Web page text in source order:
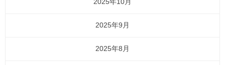
2025年9月
2025年8月